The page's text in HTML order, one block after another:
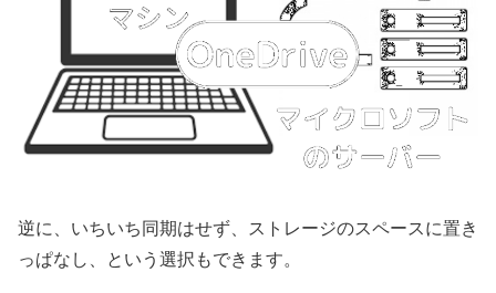
逆に、いちいち同期はせず、ストレージのスペースに置き
っぱなし、という選択もできます。